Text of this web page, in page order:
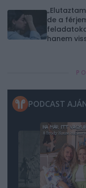
de a
hanem